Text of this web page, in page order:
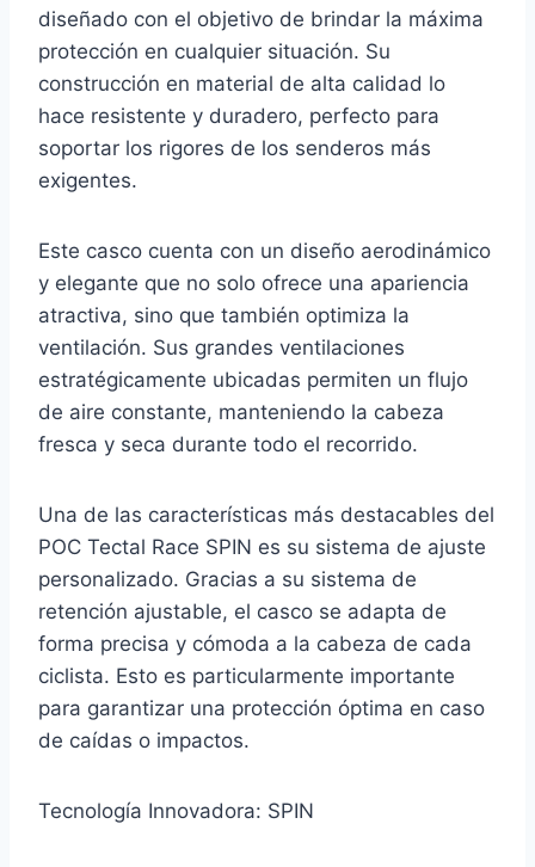
diseñado con el objetivo de brindar la máxima
protección en cualquier situación. Su
construcción en material de alta calidad lo
hace resistente y duradero, perfecto para
soportar los rigores de los senderos más
exigentes.
Este casco cuenta con un diseño aerodinámico
y elegante que no solo ofrece una apariencia
atractiva, sino que también optimiza la
ventilación. Sus grandes ventilaciones
estratégicamente ubicadas permiten un flujo
de aire constante, manteniendo la cabeza
fresca y seca durante todo el recorrido.
Una de las características más destacables del
POC Tectal Race SPIN es su sistema de ajuste
personalizado. Gracias a su sistema de
retención ajustable, el casco se adapta de
forma precisa y cómoda a la cabeza de cada
ciclista. Esto es particularmente importante
para garantizar una protección óptima en caso
de caídas o impactos.
Tecnología Innovadora: SPIN